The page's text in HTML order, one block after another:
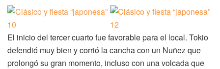
El inicio del tercer cuarto fue favorable para el local. Tokio
defendió muy bien y corrió la cancha con un Nuñez que
prolongó su gran momento, incluso con una volcada que